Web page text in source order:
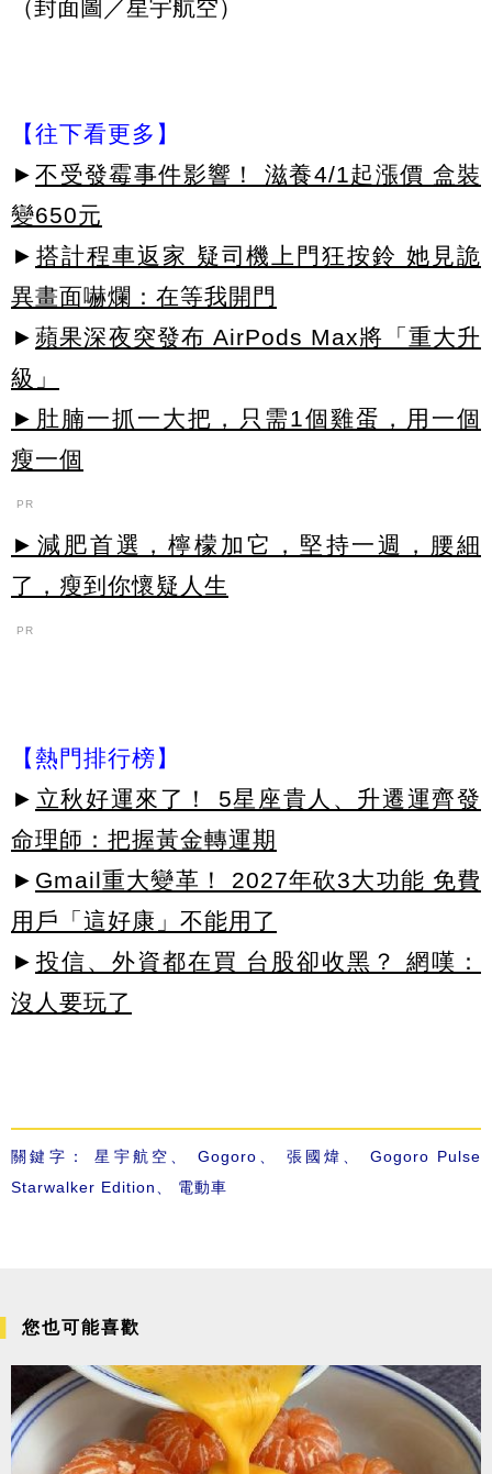
（封面圖／星宇航空）
【往下看更多】
► 不受發霉事件影響！ 滋養4/1起漲價 盒裝
變650元
► 搭計程車返家 疑司機上門狂按鈴 她見詭
異畫面嚇爛：在等我開門
► 蘋果深夜突發布 AirPods Max將「重大升
級」
►肚腩一抓一大把，只需1個雞蛋，用一個
瘦一個
PR
►減肥首選，檸檬加它，堅持一週，腰細
了，瘦到你懷疑人生
PR
【熱門排行榜】
► 立秋好運來了！ 5星座貴人、升遷運齊發
命理師：把握黃金轉運期
► Gmail重大變革！ 2027年砍3大功能 免費
用戶「這好康」不能用了
► 投信、外資都在買 台股卻收黑？ 網嘆：
沒人要玩了
關鍵字：星宇航空 Gogoro 張國煒
Gogoro Pulse
Starwalker Edition
電動車
您也可能喜歡